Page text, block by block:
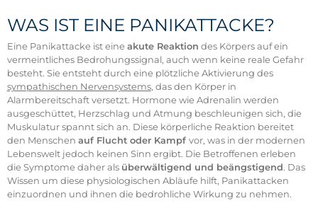
WAS IST EINE PANIKATTACKE?
Eine Panikattacke ist eine akute Reaktion des Körpers auf ein
vermeintliches Bedrohungssignal, auch wenn keine reale Gefahr
besteht. Sie entsteht durch eine plötzliche Aktivierung des
sympathischen Nervensystems, das den Körper in
Alarmbereitschaft versetzt. Hormone wie Adrenalin werden
ausgeschüttet, Herzschlag und Atmung beschleunigen sich, die
Muskulatur spannt sich an. Diese körperliche Reaktion bereitet
den Menschen auf Flucht oder Kampf vor, was in der modernen
Lebenswelt jedoch keinen Sinn ergibt. Die Betroffenen erleben
die Symptome daher als überwältigend und beängstigend. Das
Wissen um diese physiologischen Abläufe hilft, Panikattacken
einzuordnen und ihnen die bedrohliche Wirkung zu nehmen.